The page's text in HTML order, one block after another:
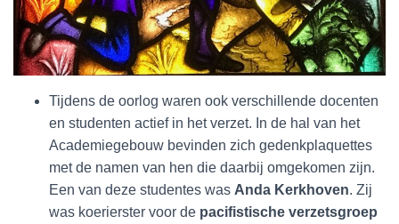
Tijdens de oorlog waren ook verschillende docenten
en studenten actief in het verzet. In de hal van het
Academiegebouw bevinden zich gedenkplaquettes
met de namen van hen die daarbij omgekomen zijn.
Een van deze studentes was Anda Kerkhoven. Zij
was koerierster voor de pacifistische verzetsgroep